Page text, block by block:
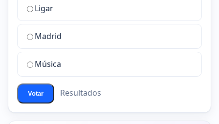
mejor
sala
chat
ChatZona?
Ligar
Madrid
Música
Votar Resultados